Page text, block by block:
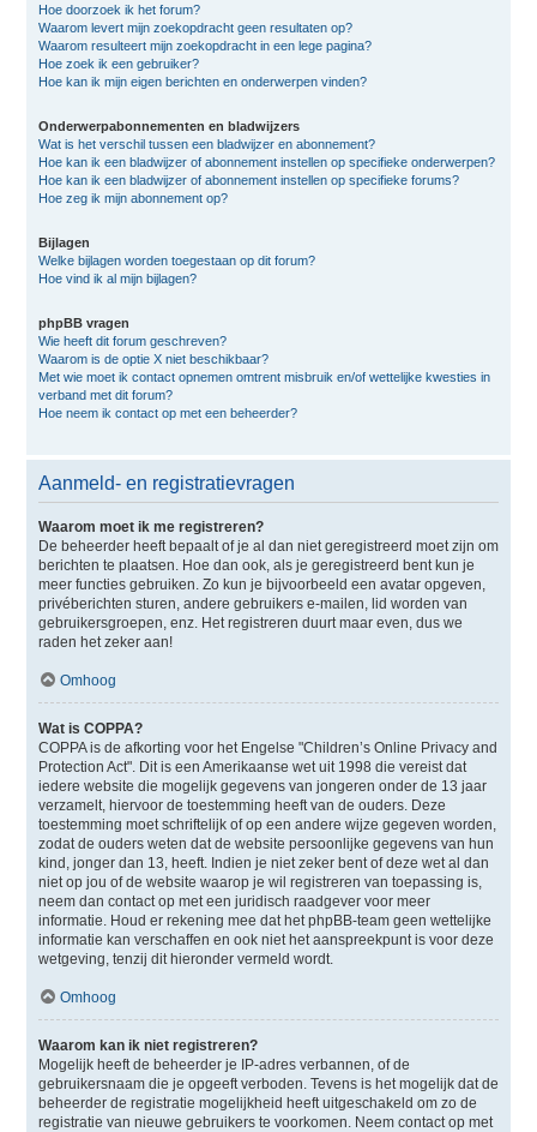
Hoe doorzoek ik het forum?
Waarom levert mijn zoekopdracht geen resultaten op?
Waarom resulteert mijn zoekopdracht in een lege pagina?
Hoe zoek ik een gebruiker?
Hoe kan ik mijn eigen berichten en onderwerpen vinden?
Onderwerpabonnementen en bladwijzers
Wat is het verschil tussen een bladwijzer en abonnement?
Hoe kan ik een bladwijzer of abonnement instellen op specifieke onderwerpen?
Hoe kan ik een bladwijzer of abonnement instellen op specifieke forums?
Hoe zeg ik mijn abonnement op?
Bijlagen
Welke bijlagen worden toegestaan op dit forum?
Hoe vind ik al mijn bijlagen?
phpBB vragen
Wie heeft dit forum geschreven?
Waarom is de optie X niet beschikbaar?
Met wie moet ik contact opnemen omtrent misbruik en/of wettelijke kwesties in
verband met dit forum?
Hoe neem ik contact op met een beheerder?
Aanmeld- en registratievragen
Waarom moet ik me registreren?
De beheerder heeft bepaalt of je al dan niet geregistreerd moet zijn om
berichten te plaatsen. Hoe dan ook, als je geregistreerd bent kun je
meer functies gebruiken. Zo kun je bijvoorbeeld een avatar opgeven,
privéberichten sturen, andere gebruikers e-mailen, lid worden van
gebruikersgroepen, enz. Het registreren duurt maar even, dus we
raden het zeker aan!
Omhoog
Wat is COPPA?
COPPA is de afkorting voor het Engelse "Children’s Online Privacy and
Protection Act". Dit is een Amerikaanse wet uit 1998 die vereist dat
iedere website die mogelijk gegevens van jongeren onder de 13 jaar
verzamelt, hiervoor de toestemming heeft van de ouders. Deze
toestemming moet schriftelijk of op een andere wijze gegeven worden,
zodat de ouders weten dat de website persoonlijke gegevens van hun
kind, jonger dan 13, heeft. Indien je niet zeker bent of deze wet al dan
niet op jou of de website waarop je wil registreren van toepassing is,
neem dan contact op met een juridisch raadgever voor meer
informatie. Houd er rekening mee dat het phpBB-team geen wettelijke
informatie kan verschaffen en ook niet het aanspreekpunt is voor deze
wetgeving, tenzij dit hieronder vermeld wordt.
Omhoog
Waarom kan ik niet registreren?
Mogelijk heeft de beheerder je IP-adres verbannen, of de
gebruikersnaam die je opgeeft verboden. Tevens is het mogelijk dat de
beheerder de registratie mogelijkheid heeft uitgeschakeld om zo de
registratie van nieuwe gebruikers te voorkomen. Neem contact op met